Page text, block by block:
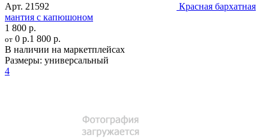
Арт. 21592
Красная бархатная
мантия с капюшоном
1 800 р.
от 0 р.1 800 р.
В наличии на маркетплейсах
Размеры: универсальный
4